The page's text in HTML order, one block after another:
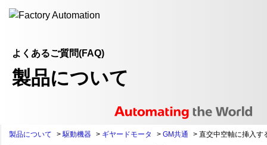
よくあるご質問(FAQ)
製品について
製品について >駆動機器 > ギヤードモータ > GM共通 > 直交中空軸に挿入す